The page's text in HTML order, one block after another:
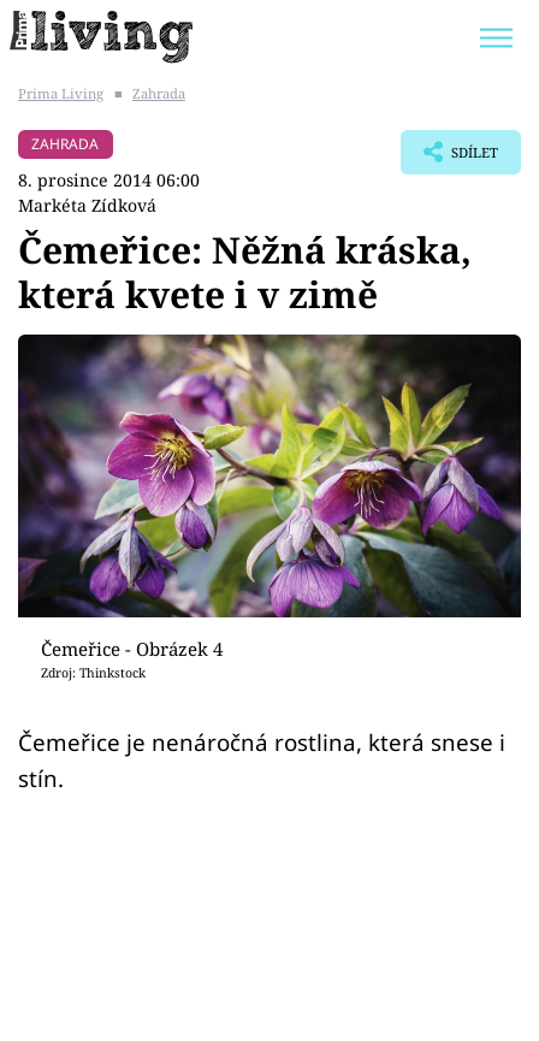
BYDLENÍ SLAVNÝCH
Témata
Bydlení
Zahrada
Design
Sledujte prima+
Přihlášení
Prima Living ■ Zahrada
ZAHRADA
8. prosince 2014 06:00
Markéta Zídková
SDÍLET
Čemeřice: Něžná kráska,
která kvete i v zimě
Čemeřice - Obrázek 4
Zdroj: Thinkstock
Čemeřice je nenáročná rostlina, která snese i
stín.